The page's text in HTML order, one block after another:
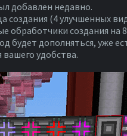
добавлен недавно.
создания (4 улучшенных
обработчики создания на
будет дополняться, уже
вашего удобства.